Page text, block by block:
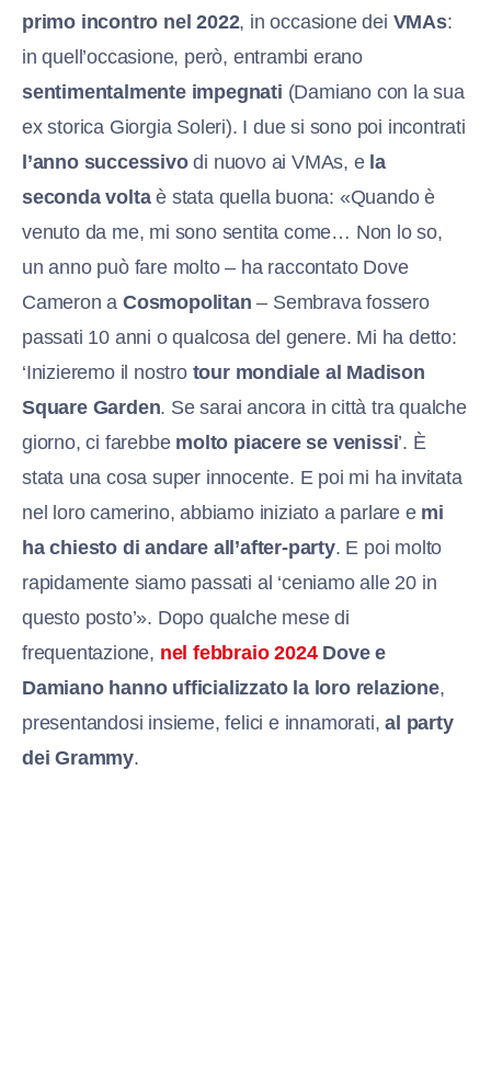
primo incontro nel 2022, in occasione dei VMAs:
in quell’occasione, però, entrambi erano
sentimentalmente impegnati (Damiano con la sua
ex storica Giorgia Soleri). I due si sono poi incontrati
l’anno successivodi nuovo ai VMAs, e la
seconda voltaè stata quella buona: «Quando è
venuto da me, mi sono sentita come… Non lo so,
un anno può fare molto – ha raccontato Dove
Cameron aCosmopolitan – Sembrava fossero
passati 10 anni o qualcosa del genere. Mi ha detto:
‘Inizieremo il nostro tour mondiale al Madison
Square Garden. Se sarai ancora in città tra qualche
giorno, ci farebbe molto piacere se venissi’. È
stata una cosa super innocente. E poi mi ha invitata
nel loro camerino, abbiamo iniziato a parlare e mi
ha chiesto di andare all’after-party. E poi molto
rapidamente siamo passati al ‘ceniamo alle 20 in
questo posto’». Dopo qualche mese di
frequentazione, nel febbraio 2024Dove e
Damiano hanno ufficializzato la loro relazione,
presentandosi insieme, felici e innamorati,al party
dei Grammy.